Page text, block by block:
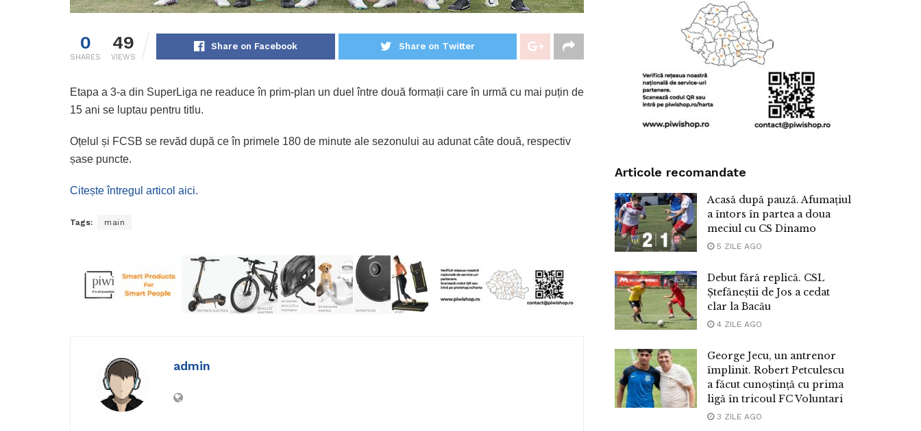
0
SHARES
49
VIEWS
Share on Facebook Share on Twitter
Etapa a 3-a din SuperLiga ne readuce în prim-plan un duel între două formații care în urmă cu mai puțin de
15 ani se luptau pentru titlu.
Oțelul și FCSB se revăd după ce în primele 180 de minute ale sezonului au adunat câte două, respectiv
șase puncte.
Citește întregul articol aici.
Tags: main
admin
Articole recomandate
Acasă după pauză. Afumațiul
a întors în partea a doua
meciul cu CS Dinamo
5 ZILE AGO
Debut fără replică. CSL
Ștefăneștii de Jos a cedat
clar la Bacău
4 ZILE AGO
George Jecu, un antrenor
împlinit. Robert Petculescu
a făcut cunoștință cu prima
ligă în tricoul FC Voluntari
3 ZILE AGO